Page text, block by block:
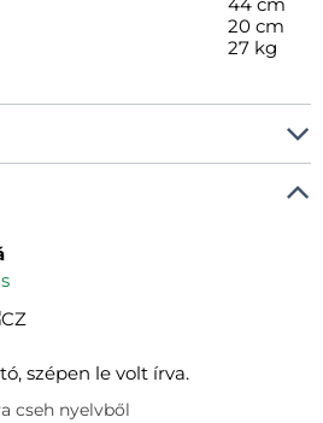
20 cm
27 kg
szépen le volt írva.
cseh nyelvből